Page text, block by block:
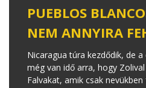
PUEBLOS
NEM ANNYIRA
Nicaragua túra kezdődik, de
még van idő arra, hogy
Falvakat, amik csak